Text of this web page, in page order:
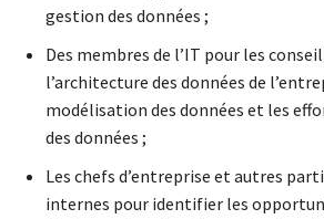
gestion des données ;
Des membres de l’IT pour les
l’architecture des données de
modélisation des données et les
des données ;
Les chefs d’entreprise et autres
internes pour identifier les